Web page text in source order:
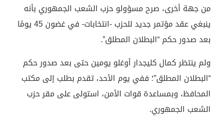
من جهة أخرى، صرح مسؤولو حزب الشعب الجمهوري بأنه
ينبغي عقد مؤتمر جديد للحزب -انتخابات- في غضون 45 يومًا
بعد صدور حكم “البطلان المطلق”.
ولم ينتظر كمال كليجدار أوغلو يومين حتى بعد صدور حكم
“البطلان المطلق”؛ ففي يوم الأحد، تقدم بطلب إلى مكتب
المحافظ، وبمساعدة قوات الأمن، استولى على مقر حزب
الشعب الجمهوري.